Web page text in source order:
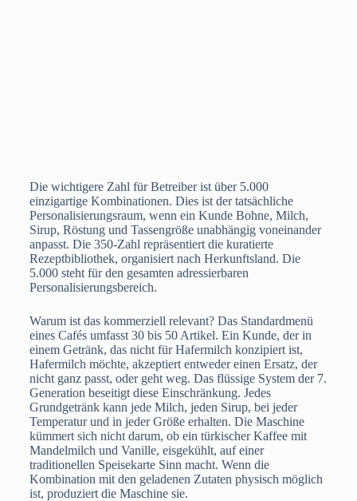
Die wichtigere Zahl für Betreiber ist über 5.000
einzigartige Kombinationen. Dies ist der tatsächliche
Personalisierungsraum, wenn ein Kunde Bohne, Milch,
Sirup, Röstung und Tassengröße unabhängig voneinander
anpasst. Die 350-Zahl repräsentiert die kuratierte
Rezeptbibliothek, organisiert nach Herkunftsland. Die
5.000 steht für den gesamten adressierbaren
Personalisierungsbereich.
Warum ist das kommerziell relevant? Das Standardmenü
eines Cafés umfasst 30 bis 50 Artikel. Ein Kunde, der in
einem Getränk, das nicht für Hafermilch konzipiert ist,
Hafermilch möchte, akzeptiert entweder einen Ersatz, der
nicht ganz passt, oder geht weg. Das flüssige System der 7.
Generation beseitigt diese Einschränkung. Jedes
Grundgetränk kann jede Milch, jeden Sirup, bei jeder
Temperatur und in jeder Größe erhalten. Die Maschine
kümmert sich nicht darum, ob ein türkischer Kaffee mit
Mandelmilch und Vanille, eisgekühlt, auf einer
traditionellen Speisekarte Sinn macht. Wenn die
Kombination mit den geladenen Zutaten physisch möglich
ist, produziert die Maschine sie.